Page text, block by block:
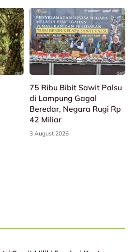
75 Ribu Bibit Sawit Palsu
di Lampung Gagal
Beredar, Negara Rugi Rp
42 Miliar
3 August 2026